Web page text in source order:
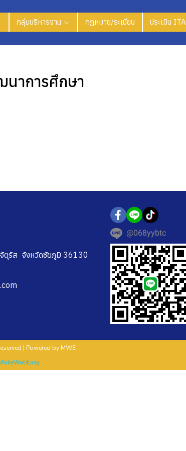
กลุ่มบริหารงาน กฏหมาย/ระเบียบ ประเมิน ITA
าการศึกษา
ตุรัส จังหวัดชัยภูมิ 36130
@068yybtc
| Powered by MWE